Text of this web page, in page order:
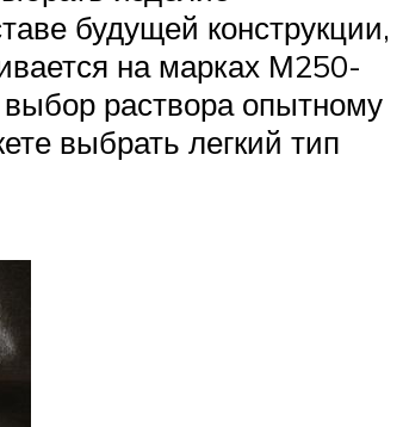
будущей конструкции,
на марках М250-
раствора опытному
выбрать легкий тип